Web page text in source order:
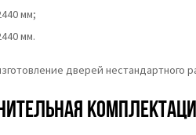
мм;
мм.
дверей нестандартного